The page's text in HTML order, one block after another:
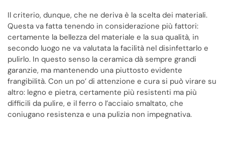
Il criterio, dunque, che ne deriva è la scelta dei materiali.
Questa va fatta tenendo in considerazione più fattori:
certamente la bellezza del materiale e la sua qualità, in
secondo luogo ne va valutata la facilità nel disinfettarlo e
pulirlo. In questo senso la ceramica dà sempre grandi
garanzie, ma mantenendo una piuttosto evidente
frangibilità. Con un po’ di attenzione e cura si può virare su
altro: legno e pietra, certamente più resistenti ma più
difficili da pulire, e il ferro o l’acciaio smaltato, che
coniugano resistenza e una pulizia non impegnativa.